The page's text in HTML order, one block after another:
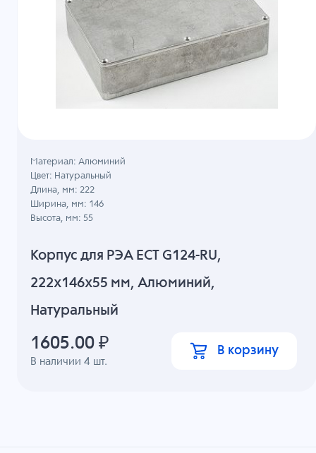
Корпус для РЭА ECT G124-RU,
222x146x55 мм, Алюминий,
Натуральный
В наличии4 шт.
Материал: Алюминий
Цвет: Натуральный
Длина, мм: 222
Ширина, мм: 146
Высота, мм: 55
1605.00 ₽ В корзину